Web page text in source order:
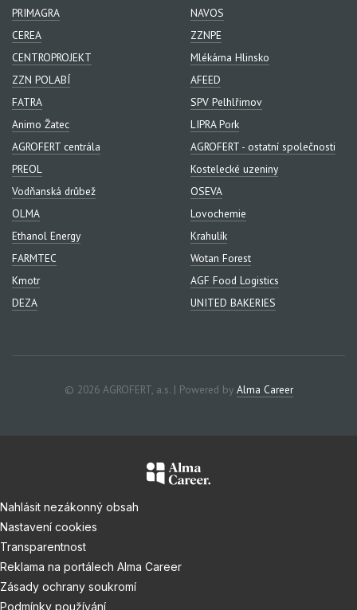
PRIMAGRA
NAVOS
CEREA
ZZNPE
CENTROPROJEKT
Mlékárna Hlinsko
ZZN POLABÍ
AFEED
FATRA
SPV Pelhlřimov
Animo Žatec
LIPRA Pork
AGROFERT centrála
AGROFERT - ostatní společnosti
PREOL
Kostelecké uzeniny
Vodňanská drůbež
OSEVA
OLMA
Lovochemie
Ethanol Energy
Krahulík
FARMTEC
Wotan Forest
Kmotr
AGF Food Logistics
DEZA
UNITED BAKERIES
© 2026 AGROFERT, a.s. | Powered by Alma Career
Nahlásit nezákonný obsah
Nastavení cookies
Transparentnost
Reklama na portálech Alma Career
Zásady ochrany soukromí
Podmínky používání